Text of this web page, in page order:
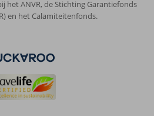
het ANVR, de Stichting Garantiefonds
en het Calamiteitenfonds.